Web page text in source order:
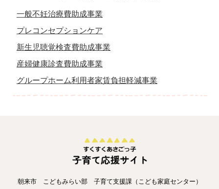
一般不妊治療費助成事業
プレコンセプションケア
新生児聴覚検査費助成事業
産婦健康診査費助成事業
グループホーム利用者家賃負担軽減事業
朝来市 こどもみらい部 子育て支援課（こども家庭センター）